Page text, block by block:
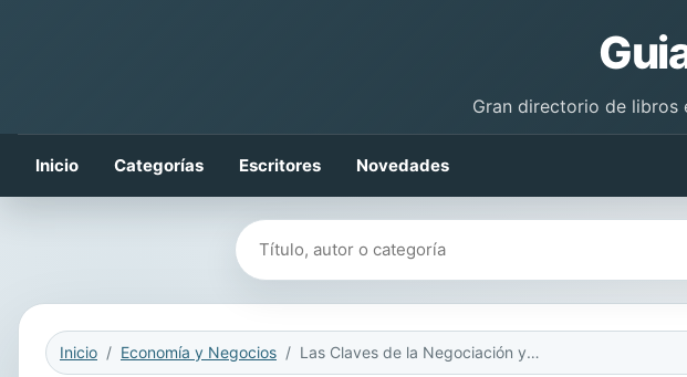
Gran directorio de libros
Inicio Categorías Escritores Novedades
Buscar libros
Inicio Economía y Negocios Las Claves de la Negociación y Mediación con PNL